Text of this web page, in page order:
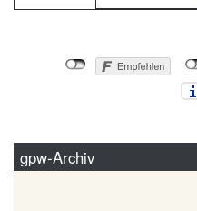
gpw-Archiv